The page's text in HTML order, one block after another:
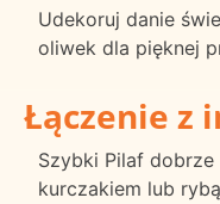
Udekoruj danie
oliwek dla pięknej
Łączenie z
Szybki Pilaf
kurczakiem lub